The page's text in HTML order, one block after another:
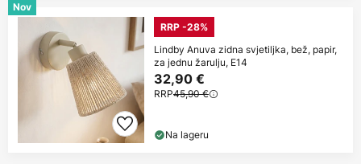
Nov
RRP -28%
Lindby Anuva zidna svjetiljka, bež, papir,
za jednu žarulju, E14
32,90 €
RRP45,90 €
Na lageru